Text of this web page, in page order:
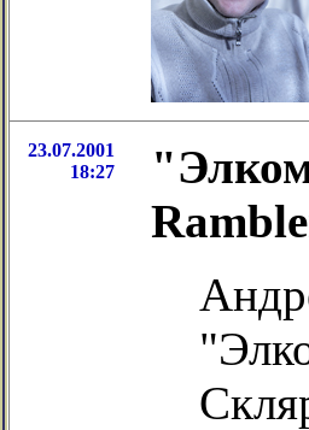
23.07.2001
18:27